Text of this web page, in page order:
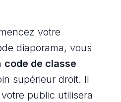
votre
diaporama, vous
code de classe
supérieur droit. Il
public utilisera